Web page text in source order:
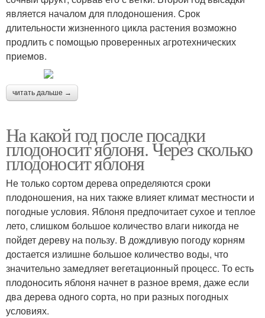
является началом для плодоношения. Срок
длительности жизненного цикла растения возможно
продлить с помощью проверенных агротехнических
приемов.
читать дальше →
На какой год после посадки
плодоносит яблоня. Через сколько
плодоносит яблоня
Не только сортом дерева определяются сроки
плодоношения, на них также влияет климат местности и
погодные условия. Яблоня предпочитает сухое и теплое
лето, слишком большое количество влаги никогда не
пойдет дереву на пользу. В дождливую погоду корням
достается излишне большое количество воды, что
значительно замедляет вегетационный процесс. То есть
плодоносить яблоня начнет в разное время, даже если
два дерева одного сорта, но при разных погодных
условиях.